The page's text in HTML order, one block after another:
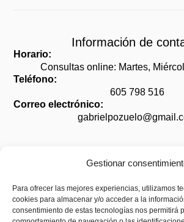
Gestionar
Para ofrecer las mejores experiencias, utilizamos
cookies para almacenar y/o acceder a la
consentimiento de estas tecnologías nos permitirá
Información de
Horario:
Consultas online: Martes,
Teléfono:
605 798 516
Correo electrónico:
Aviso legal